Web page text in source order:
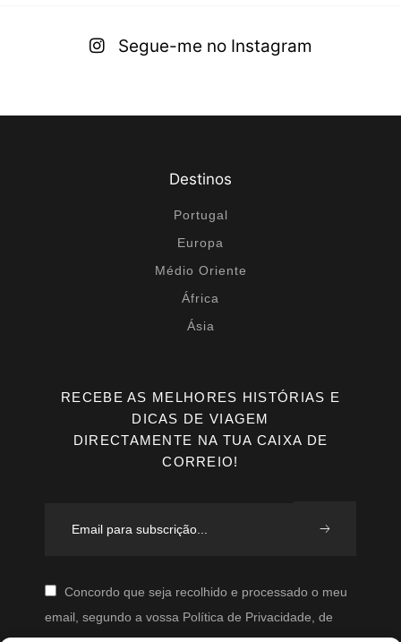
Segue-me no Instagram
Destinos
Portugal
Europa
Médio Oriente
África
Ásia
RECEBE AS MELHORES HISTÓRIAS E
DICAS DE VIAGEM
DIRECTAMENTE NA TUA CAIXA DE
CORREIO!
Concordo que seja recolhido e processado o meu
email, segundo a vossa Política de Privacidade, de